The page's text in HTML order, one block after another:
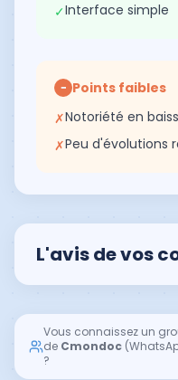
✓Interface simple
− Points faibles
✗Notoriété en
✗Peu d'évolutions
L'avis de vos
Vous connaissez un
de Cmondoc
?